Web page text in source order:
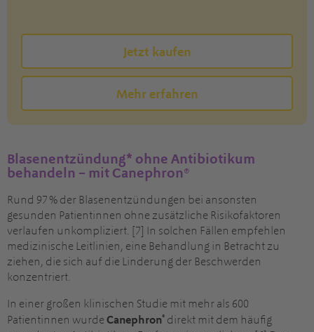
Jetzt kaufen
Mehr erfahren
Blasenentzündung* ohne Antibiotikum
behandeln – mit Canephron®
Rund 97 % der Blasenentzündungen bei ansonsten
gesunden Patientinnen ohne zusätzliche Risikofaktoren
verlaufen unkompliziert. [7] In solchen Fällen empfehlen
medizinische Leitlinien, eine Behandlung in Betracht zu
ziehen, die sich auf die Linderung der Beschwerden
konzentriert.
In einer großen klinischen Studie mit mehr als 600
Patientinnen wurde Canephron® direkt mit dem häufig